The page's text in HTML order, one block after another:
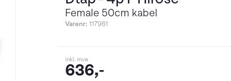
Female 50cm kabel
Varenr: 117961
inkl. mva
636,-